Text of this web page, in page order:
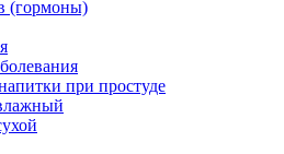
(гормоны)
при простуде